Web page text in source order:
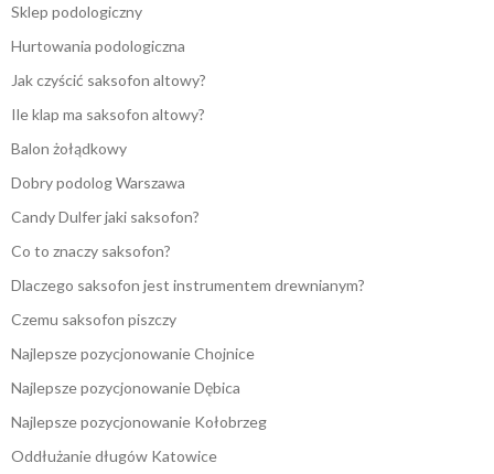
Sklep podologiczny
Hurtowania podologiczna
Jak czyścić saksofon altowy?
Ile klap ma saksofon altowy?
Balon żołądkowy
Dobry podolog Warszawa
Candy Dulfer jaki saksofon?
Co to znaczy saksofon?
Dlaczego saksofon jest instrumentem drewnianym?
Czemu saksofon piszczy
Najlepsze pozycjonowanie Chojnice
Najlepsze pozycjonowanie Dębica
Najlepsze pozycjonowanie Kołobrzeg
Oddłużanie długów Katowice